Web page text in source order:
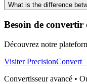
What is the difference
Besoin de convertir
Découvrez notre
Visiter PrecisionConvert
Convertisseur avancé •